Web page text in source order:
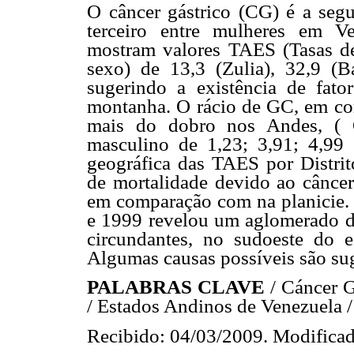
O câncer gástrico (CG) é a
terceiro entre mulheres em
mostram valores TAES (Tasas
sexo) de 13,3 (Zulia), 32,9
sugerindo a existência de
montanha. O rácio de GC, em
mais do dobro nos Andes, (
masculino de 1,23; 3,91; 4,99
geográfica das TAES por
de mortalidade devido ao
em comparação com na
e 1999 revelou um aglomerado
circundantes, no sudoeste do
Algumas causas possíveis são
PALABRAS CLAVE / Cáncer
/ Estados Andinos de Venezuela /
Recibido: 04/03/2009.